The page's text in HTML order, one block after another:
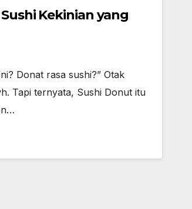
Kekinian yang
Donat rasa sushi?” Otak
Tapi ternyata, Sushi Donut itu